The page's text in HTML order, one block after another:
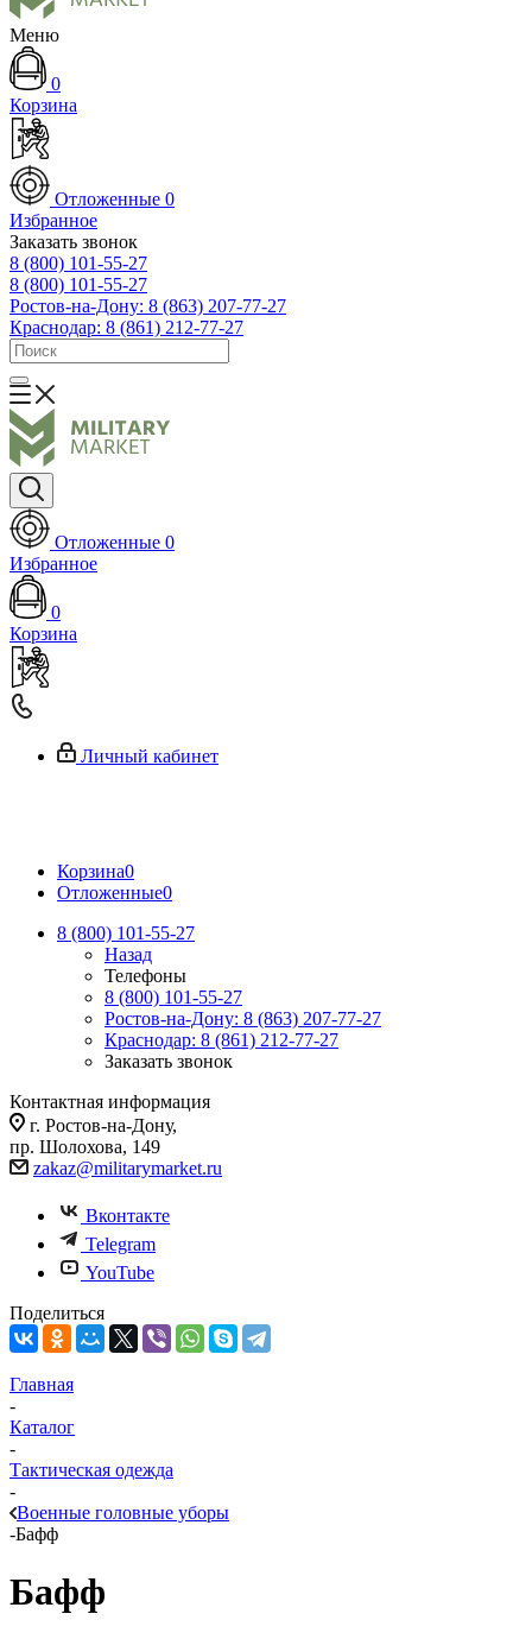
Меню
0
Корзина
Отложенные 0
Избранное
Заказать звонок
8 (800) 101-55-27
8 (800) 101-55-27
Ростов-на-Дону: 8 (863) 207-77-27
Краснодар: 8 (861) 212-77-27
Отложенные 0
Избранное
0
Корзина
Личный кабинет
Корзина0
Отложенные0
8 (800) 101-55-27
Назад
Телефоны
8 (800) 101-55-27
Ростов-на-Дону: 8 (863) 207-77-27
Краснодар: 8 (861) 212-77-27
Заказать звонок
Контактная информация
г. Ростов-на-Дону,
пр. Шолохова, 149
zakaz@militarymarket.ru
Вконтакте
Telegram
YouTube
Поделиться
Главная
-
Каталог
-
Тактическая одежда
-
Военные головные уборы
-Бафф
Бафф